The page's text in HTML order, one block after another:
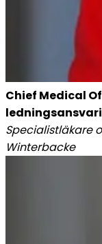
Chief Medical
Specialistläkare
Winterbacke